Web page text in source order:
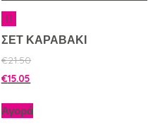
ΣΕΤ ΚΑΡΑΒΑΚΙ
€21.50
€15.05
Αγορά